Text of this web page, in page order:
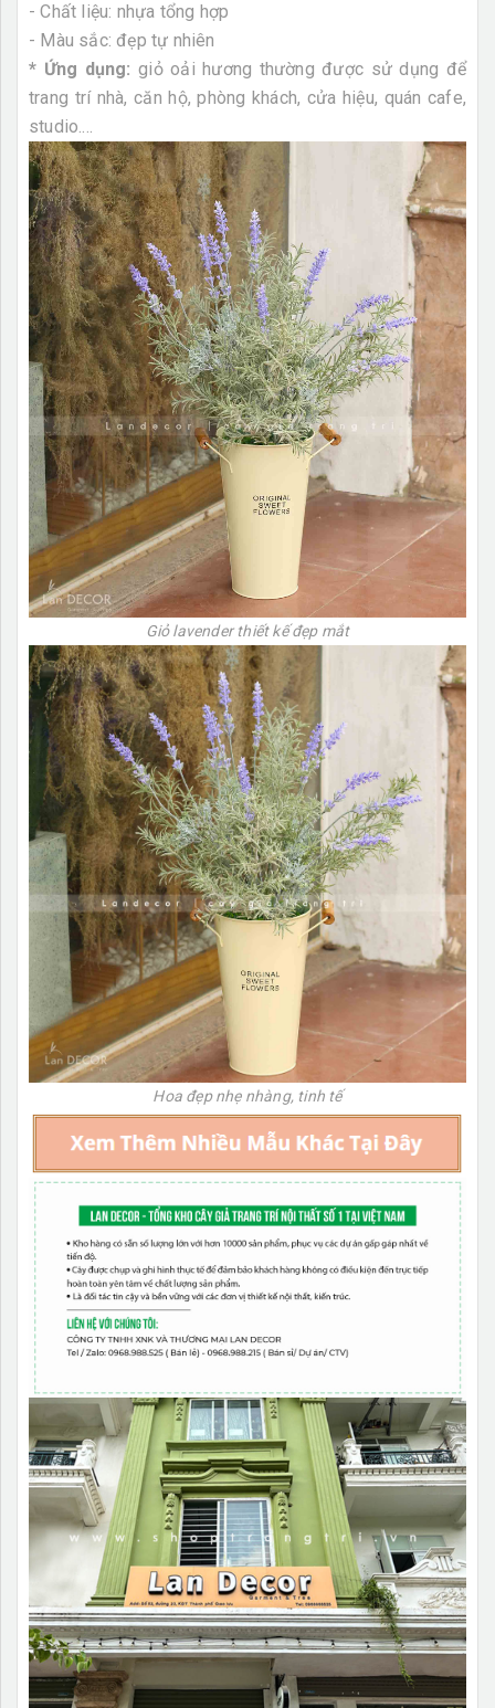
- Chất liệu: nhựa tổng hợp
- Màu sắc: đẹp tự nhiên
* Ứng dụng: giỏ oải hương thường được sử dụng để
trang trí nhà, căn hộ, phòng khách, cửa hiệu, quán cafe,
studio....
Giỏ lavender thiết kế đẹp mắt
Hoa đẹp nhẹ nhàng, tinh tế